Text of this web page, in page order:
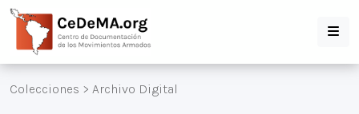
Colecciones > Archivo Digital